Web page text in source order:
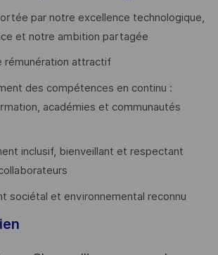
par notre excellence technologique,
et notre ambition partagée
rémunération attractif
des compétences en continu :
académies et communautés
inclusif, bienveillant et respectant
sociétal et environnemental reconnu